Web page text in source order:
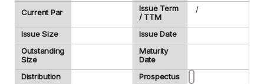
Current Par
Issue Term
/ TTM
/
Issue Size
Issue Date
Outstanding
Size
Maturity
Date
Distribution
Prospectus